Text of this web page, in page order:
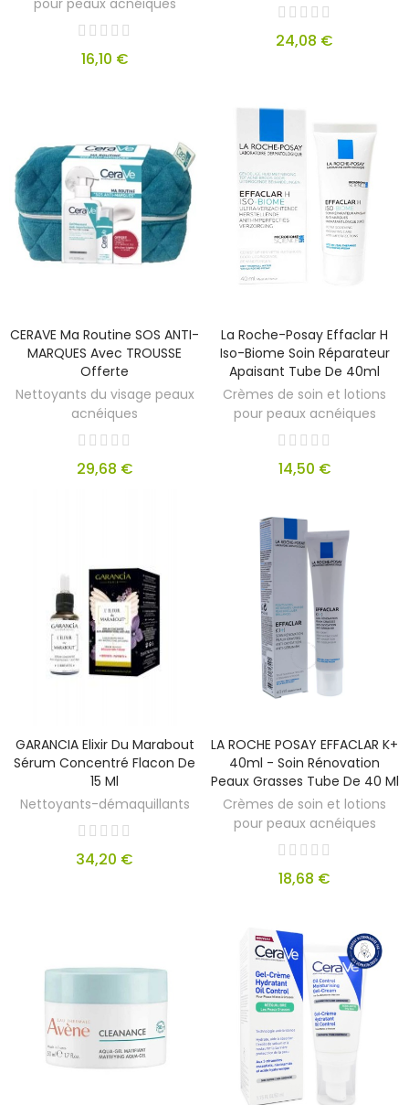
16,10 €
24,08 €
CERAVE Ma Routine SOS ANTI-
MARQUES Avec TROUSSE
Offerte
Nettoyants du visage peaux
acnéiques
29,68 €
La Roche-Posay Effaclar H
Iso-Biome Soin Réparateur
Apaisant Tube De 40ml
Crèmes de soin et lotions
pour peaux acnéiques
14,50 €
GARANCIA Elixir Du Marabout
Sérum Concentré Flacon De
15 Ml
Nettoyants-démaquillants
34,20 €
LA ROCHE POSAY EFFACLAR K+
40ml - Soin Rénovation
Peaux Grasses Tube De 40 Ml
Crèmes de soin et lotions
pour peaux acnéiques
18,68 €